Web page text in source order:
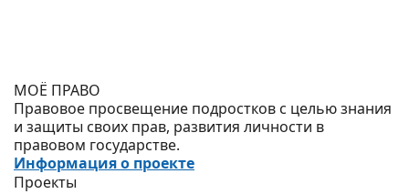
МОЁ ПРАВО
Правовое просвещение подростков с целью знания
и защиты своих прав, развития личности в
правовом государстве.
Информация о проекте
Проекты